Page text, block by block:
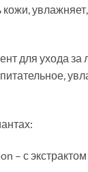
для ухода
– с